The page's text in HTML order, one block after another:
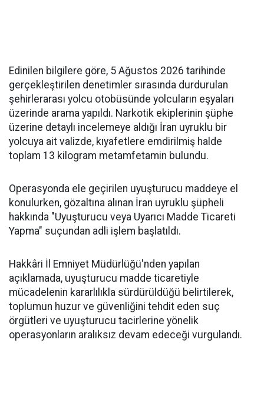
Edinilen bilgilere göre, 5 Ağustos 2026 tarihinde
gerçekleştirilen denetimler sırasında durdurulan
şehirlerarası yolcu otobüsünde yolcuların eşyaları
üzerinde arama yapıldı. Narkotik ekiplerinin şüphe
üzerine detaylı incelemeye aldığı İran uyruklu bir
yolcuya ait valizde, kıyafetlere emdirilmiş halde
toplam 13 kilogram metamfetamin bulundu.
Operasyonda ele geçirilen uyuşturucu maddeye el
konulurken, gözaltına alınan İran uyruklu şüpheli
hakkında "Uyuşturucu veya Uyarıcı Madde Ticareti
Yapma" suçundan adli işlem başlatıldı.
Hakkâri İl Emniyet Müdürlüğü'nden yapılan
açıklamada, uyuşturucu madde ticaretiyle
mücadelenin kararlılıkla sürdürüldüğü belirtilerek,
toplumun huzur ve güvenliğini tehdit eden suç
örgütleri ve uyuşturucu tacirlerine yönelik
operasyonların aralıksız devam edeceği vurgulandı.